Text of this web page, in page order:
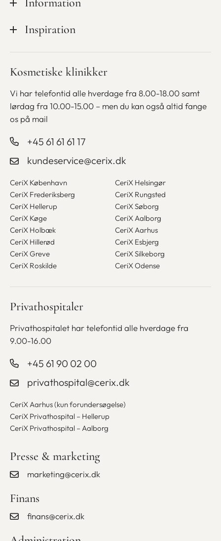
Handelsbetingelser
Information
Kampagner
Udstyr
Finansiering
Bliv kosmetisk sygeplejerske
Inspiration
Medlemsskab
Kosmetiske klinikker
Vi har telefontid alle hverdage fra 8.00-18.00 samt
lørdag fra 10.00-15.00 – men du kan også altid fange
os på mail
+45 61 61 61 17
kundeservice@cerix.dk
CeriX København
CeriX Frederiksberg
CeriX Hellerup
CeriX Køge
CeriX Holbæk
CeriX Hillerød
CeriX Greve
CeriX Roskilde
CeriX Helsingør
CeriX Rungsted
CeriX Søborg
CeriX Aalborg
CeriX Aarhus
CeriX Esbjerg
CeriX Silkeborg
CeriX Odense
Privathospitaler
Privathospitalet har telefontid alle hverdage fra
9.00-16.00
+45 61 90 02 00
privathospital@cerix.dk
CeriX Aarhus (kun forundersøgelse)
CeriX Privathospital – Hellerup
CeriX Privathospital – Aalborg
Presse & marketing
marketing@cerix.dk
Finans
finans@cerix.dk